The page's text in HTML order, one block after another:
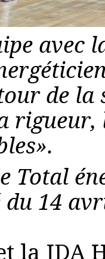
avec
de
rigueur,
Total
du 14
la JDA